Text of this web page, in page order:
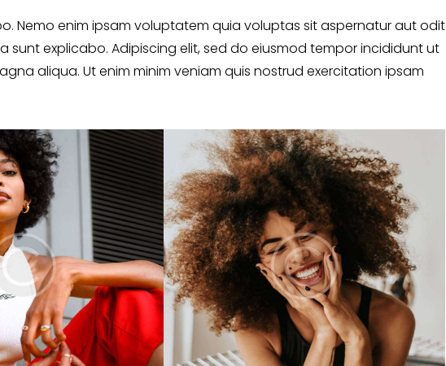
Nemo enim ipsam voluptatem quia voluptas sit aspernatur aut odit
sunt explicabo. Adipiscing elit, sed do eiusmod tempor incididunt ut
aliqua. Ut enim minim veniam quis nostrud exercitation ipsam